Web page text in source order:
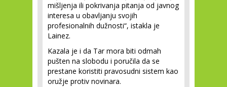
mišljenja ili pokrivanja pitanja od javnog
interesa u obavljanju svojih
profesionalnih dužnosti“, istakla je
Lainez.
Kazala je i da Tar mora biti odmah
pušten na slobodu i poručila da se
prestane koristiti pravosudni sistem kao
oružje protiv novinara.